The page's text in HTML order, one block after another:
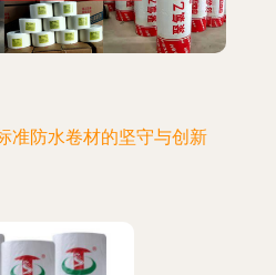
准防水卷材的坚守与创新